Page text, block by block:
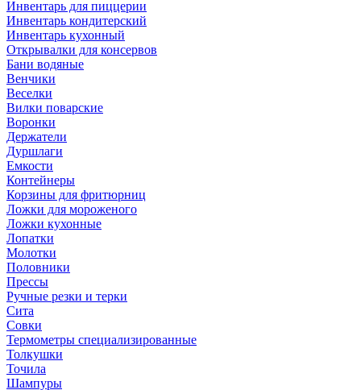
Инвентарь для пиццерии
Инвентарь кондитерский
Инвентарь кухонный
Открывалки для консервов
Бани водяные
Венчики
Веселки
Вилки поварские
Воронки
Держатели
Дуршлаги
Емкости
Контейнеры
Корзины для фритюрниц
Ложки для мороженого
Ложки кухонные
Лопатки
Молотки
Половники
Прессы
Ручные резки и терки
Сита
Совки
Термометры специализированные
Толкушки
Точила
Шампуры